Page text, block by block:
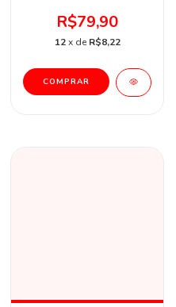
R$79,90
12 x de R$8,22